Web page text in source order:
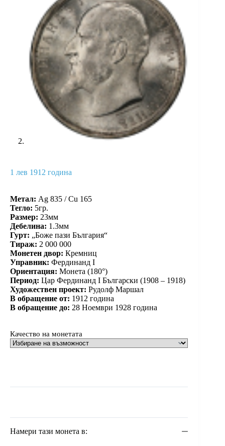
1 лев 1912 година
Метал: Ag 835 / Cu 165
Тегло: 5гр.
Размер: 23мм
Дебелина: 1.3мм
Гурт: „Боже пази България“
Тираж: 2 000 000
Монетен двор: Кремниц
Управник: Фердинанд I
Ориентация: Монета (180°)
Период: Цар Фердинанд I Български (1908 – 1918)
Художествен проект: Рудолф Маршал
В обращение от: 1912 година
В обращение до: 28 Ноември 1928 година
Качество на монетата
Намери тази монета в: